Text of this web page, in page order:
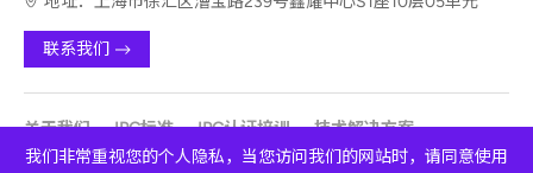
我们非常重视您的个人隐私，当您访问我们的网站时，请同意使用
联系我们
关于我们 IPC标准 IPC认证培训
技术解决方案
技术咨询服务
会议展览